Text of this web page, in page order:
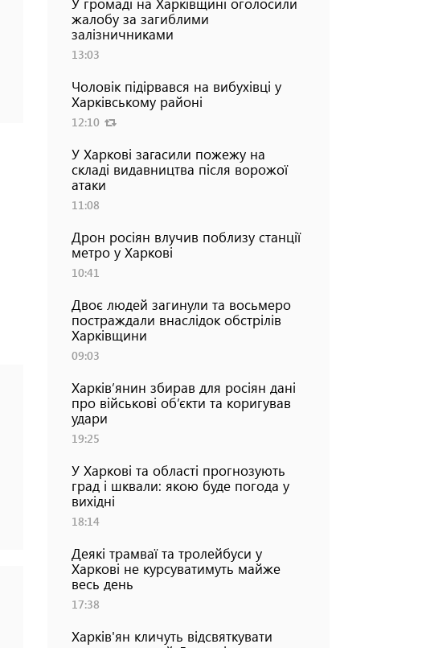
жалобу за загиблими
залізничниками
13:03
Чоловік підірвався на вибухівці у
Харківському районі
12:10
У Харкові загасили пожежу на
складі видавництва після ворожої
атаки
11:08
Дрон росіян влучив поблизу станції
метро у Харкові
10:41
Двоє людей загинули та восьмеро
постраждали внаслідок обстрілів
Харківщини
09:03
Харків’янин збирав для росіян дані
про військові об’єкти та коригував
удари
19:25
У Харкові та області прогнозують
град і шквали: якою буде погода у
вихідні
18:14
Деякі трамваї та тролейбуси у
Харкові не курсуватимуть майже
весь день
17:38
Харків'ян кличуть відсвяткувати